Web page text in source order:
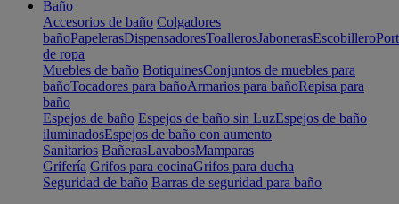
Baño
Accesorios de baño Colgadores
bañoPapelerasDispensadoresToallerosJabonerasEscobillero
de ropa
Muebles de baño BotiquinesConjuntos de muebles para
bañoTocadores para bañoArmarios para bañoRepisa para
baño
Espejos de baño Espejos de baño sin LuzEspejos de baño
iluminadosEspejos de baño con aumento
Sanitarios BañerasLavabosMamparas
Grifería Grifos para cocinaGrifos para ducha
Seguridad de baño Barras de seguridad para baño